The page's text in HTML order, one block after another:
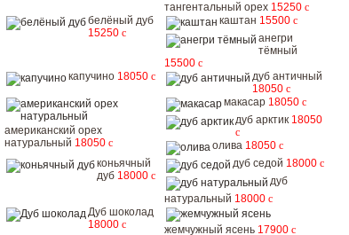
тангентальный орех 15250 c
белёный дуб
15250 c
каштан 15500 c
анегри
тёмный
15500 c
капучино 18050 c
дуб античный
18050 c
американский орех
натуральный 18050 c
макасар 18050 c
дуб арктик 18050
c
олива 18050 c
коньячный
дуб 18000 c
дуб седой 18000 c
дуб
натуральный 18000 c
Дуб шоколад
18000 c жемчужный ясень 17900 c